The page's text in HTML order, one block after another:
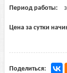
Период работы:
Цена за сутки
Поделиться: